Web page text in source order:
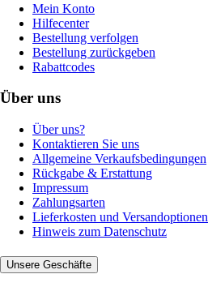
Mein Konto
Hilfecenter
Bestellung verfolgen
Bestellung zurückgeben
Rabattcodes
Über uns
Über uns?
Kontaktieren Sie uns
Allgemeine Verkaufsbedingungen
Rückgabe & Erstattung
Impressum
Zahlungsarten
Lieferkosten und Versandoptionen
Hinweis zum Datenschutz
Unsere Geschäfte